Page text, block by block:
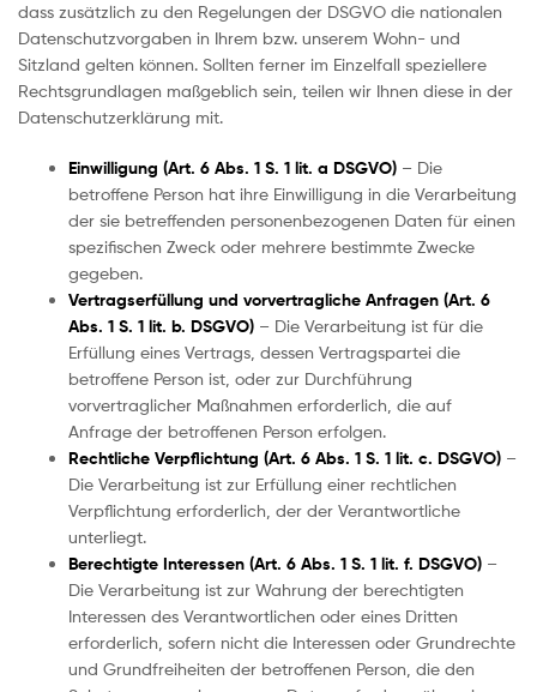
dass zusätzlich zu den Regelungen der DSGVO die nationalen
Datenschutzvorgaben in Ihrem bzw. unserem Wohn- und
Sitzland gelten können. Sollten ferner im Einzelfall speziellere
Rechtsgrundlagen maßgeblich sein, teilen wir Ihnen diese in der
Datenschutzerklärung mit.
Einwilligung (Art. 6 Abs. 1 S. 1 lit. a DSGVO) – Die
betroffene Person hat ihre Einwilligung in die Verarbeitung
der sie betreffenden personenbezogenen Daten für einen
spezifischen Zweck oder mehrere bestimmte Zwecke
gegeben.
Vertragserfüllung und vorvertragliche Anfragen (Art. 6
Abs. 1 S. 1 lit. b. DSGVO) – Die Verarbeitung ist für die
Erfüllung eines Vertrags, dessen Vertragspartei die
betroffene Person ist, oder zur Durchführung
vorvertraglicher Maßnahmen erforderlich, die auf
Anfrage der betroffenen Person erfolgen.
Rechtliche Verpflichtung (Art. 6 Abs. 1 S. 1 lit. c. DSGVO) –
Die Verarbeitung ist zur Erfüllung einer rechtlichen
Verpflichtung erforderlich, der der Verantwortliche
unterliegt.
Berechtigte Interessen (Art. 6 Abs. 1 S. 1 lit. f. DSGVO) –
Die Verarbeitung ist zur Wahrung der berechtigten
Interessen des Verantwortlichen oder eines Dritten
erforderlich, sofern nicht die Interessen oder Grundrechte
und Grundfreiheiten der betroffenen Person, die den